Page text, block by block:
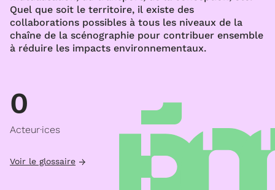
Quel que soit le territoire, il existe des
collaborations possibles à tous les niveaux de la
chaîne de la scénographie pour contribuer ensemble
à réduire les impacts environnementaux.
0
Acteur·ices
Voir le glossaire